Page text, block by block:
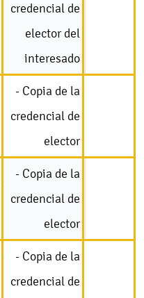
credencial de
elector del
interesado
- Copia de la
credencial de
elector
- Copia de la
credencial de
elector
- Copia de la
credencial de